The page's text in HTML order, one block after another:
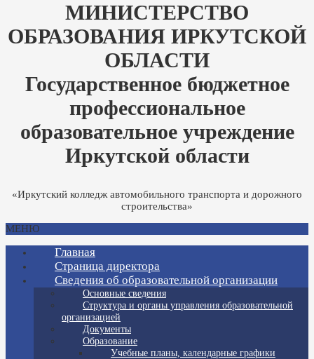
МИНИСТЕРСТВО
ОБРАЗОВАНИЯ ИРКУТСКОЙ
ОБЛАСТИ
Государственное бюджетное
профессиональное
образовательное учреждение
Иркутской области
«Иркутский колледж автомобильного транспорта и дорожного
строительства»
МЕНЮ
Главная
Страница директора
Сведения об образовательной организации
Основные сведения
Структура и органы управления образовательной
организацией
Документы
Образование
Учебные планы, календарные графики